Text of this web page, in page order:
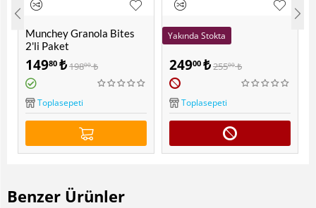
Munchey Granola Bites
2'li Paket
14980 ₺19800 ₺
Toplasepeti
Yakında Stokta
Fropie Probiyotikli
Atıştırmalık Toplar 3'lü
Tanışma Paketi
24900 ₺25500 ₺
Toplasepeti
Benzer Ürünler